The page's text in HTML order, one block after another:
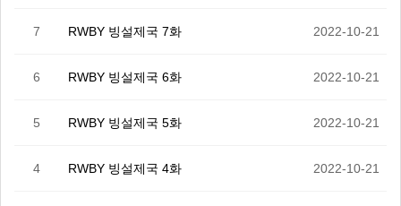
7 RWBY 빙설제국 7화 2022-10-21
6 RWBY 빙설제국 6화 2022-10-21
5 RWBY 빙설제국 5화 2022-10-21
4 RWBY 빙설제국 4화 2022-10-21